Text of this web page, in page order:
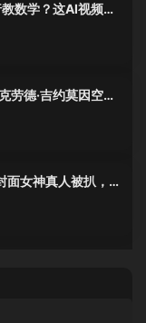
数学？这AI视频全
劳德·吉约莫因空难
面女神真人被扒，网